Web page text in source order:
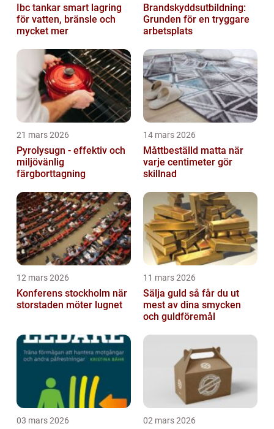
Ibc tankar smart lagring
för vatten, bränsle och
mycket mer
Brandskyddsutbildning:
Grunden för en tryggare
arbetsplats
21 mars 2026
Pyrolysugn - effektiv och
miljövänlig
färgborttagning
14 mars 2026
Måttbeställd matta när
varje centimeter gör
skillnad
12 mars 2026
Konferens stockholm när
storstaden möter lugnet
11 mars 2026
Sälja guld så får du ut
mest av dina smycken
och guldföremål
03 mars 2026 02 mars 2026